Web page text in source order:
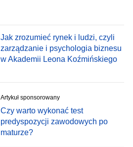
Jak zrozumieć rynek i ludzi, czyli
zarządzanie i psychologia biznesu
w Akademii Leona Koźmińskiego
Artykuł sponsorowany
Czy warto wykonać test
predyspozycji zawodowych po
maturze?